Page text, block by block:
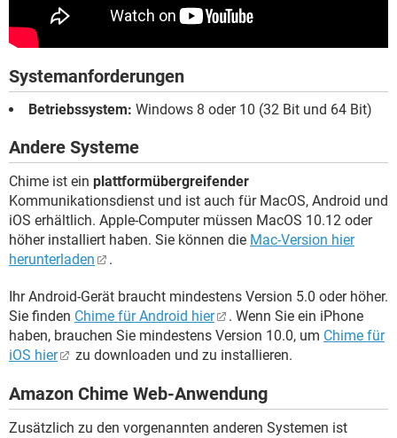
Systemanforderungen
Betriebssystem: Windows 8 oder 10 (32 Bit und 64 Bit)
Andere Systeme
Chime ist ein plattformübergreifender
Kommunikationsdienst und ist auch für MacOS, Android und
iOS erhältlich. Apple-Computer müssen MacOS 10.12 oder
höher installiert haben. Sie können die Mac-Version hier
herunterladen
.
Ihr Android-Gerät braucht mindestens Version 5.0 oder höher.
Sie finden Chime für Android hier
. Wenn Sie ein iPhone
haben, brauchen Sie mindestens Version 10.0, um Chime für
iOS hier
zu downloaden und zu installieren.
Amazon Chime Web-Anwendung
Zusätzlich zu den vorgenannten anderen Systemen ist